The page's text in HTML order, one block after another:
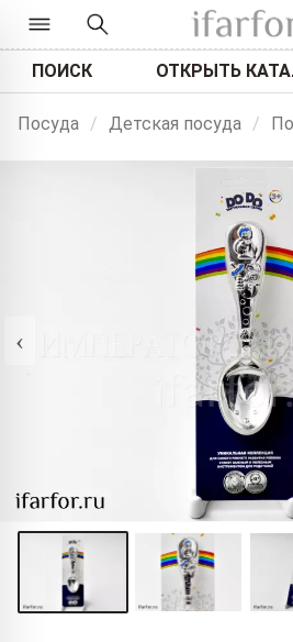
ПОИСК ОТКРЫТЬ
Посуда / Детская посуда /
‹